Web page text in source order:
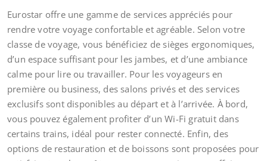
Eurostar offre une gamme de services appréciés pour
rendre votre voyage confortable et agréable. Selon votre
classe de voyage, vous bénéficiez de sièges ergonomiques,
d’un espace suffisant pour les jambes, et d’une ambiance
calme pour lire ou travailler. Pour les voyageurs en
première ou business, des salons privés et des services
exclusifs sont disponibles au départ et à l’arrivée. À bord,
vous pouvez également profiter d’un Wi-Fi gratuit dans
certains trains, idéal pour rester connecté. Enfin, des
options de restauration et de boissons sont proposées pour